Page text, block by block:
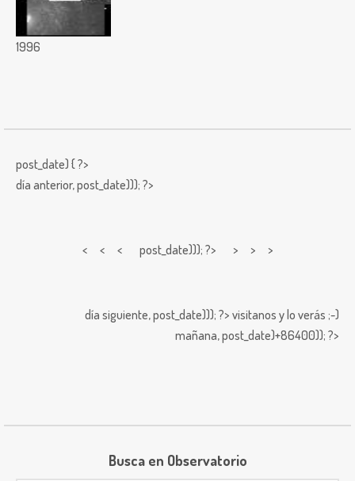
1996
post_date) { ?>
día anterior,post_date))); ?>
< < < post_date))); ?> > > >
día siguiente,post_date))); ?> visitanos y lo verás ;-)
mañana,post_date)+86400)); ?>
Busca en Observatorio